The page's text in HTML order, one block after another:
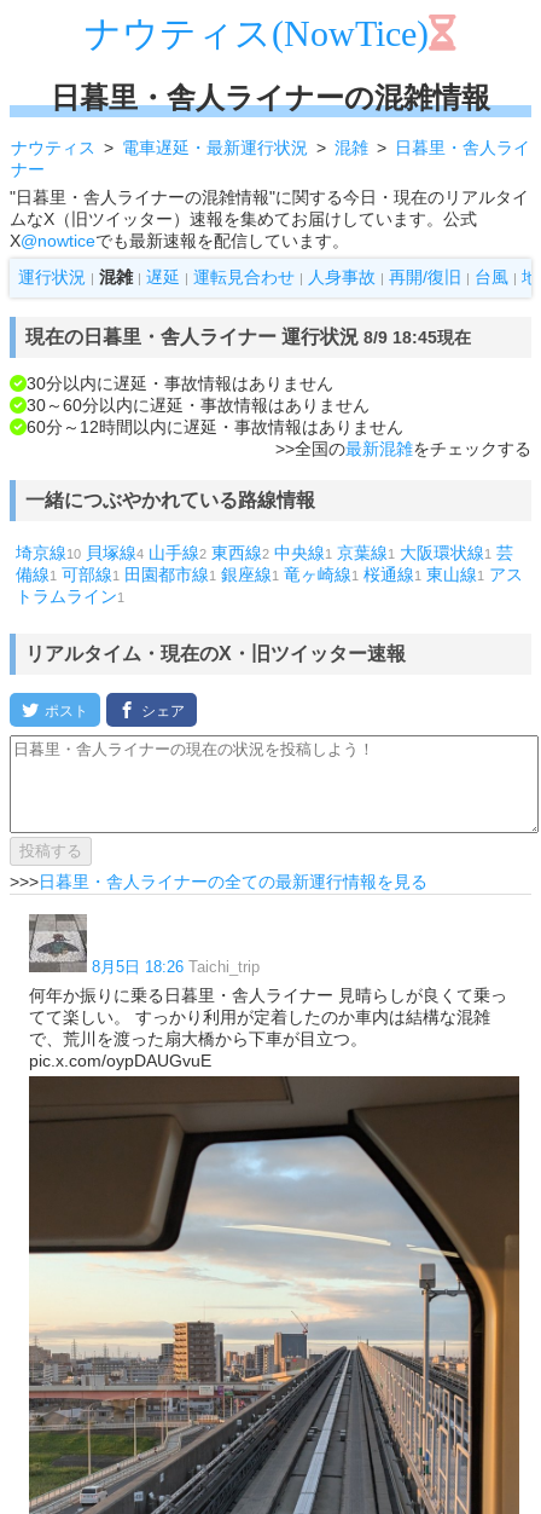
ナウティス(NowTice)
日暮里・舎人ライナーの混雑情報
ナウティス 電車遅延・最新運行状況 混雑
日暮里・舎人ライ
ナー
"日暮里・舎人ライナーの混雑情報"に関する今日・現在のリアルタイ
ムなX（旧ツイッター）速報を集めてお届けしています。公式
X@nowticeでも最新速報を配信しています。
運行状況
混雑 遅延 運転見合わせ 人身事故 再開/復旧 台風
現在の日暮里・舎人ライナー 運行状況 8/9 18:45現在
30分以内に遅延・事故情報はありません
30～60分以内に遅延・事故情報はありません
60分～12時間以内に遅延・事故情報はありません
>>全国の最新混雑をチェックする
一緒につぶやかれている路線情報
埼京線10 貝塚線4 山手線2 東西線2 中央線1 京葉線1 大阪環状線1 芸
備線1 可部線1 田園都市線1 銀座線1 竜ヶ崎線1 桜通線1 東山線1 アス
トラムライン1
リアルタイム・現在のX・旧ツイッター速報
>>>日暮里・舎人ライナーの全ての最新運行情報を見る
8月5日 18:26 Taichi_trip
何年か振りに乗る日暮里・舎人ライナー 見晴らしが良くて乗っ
てて楽しい。 すっかり利用が定着したのか車内は結構な混雑
で、荒川を渡った扇大橋から下車が目立つ。
pic.x.com/oypDAUGvuE